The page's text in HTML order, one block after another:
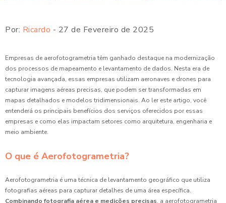
Por: Ricardo - 27 de Fevereiro de 2025
Empresas de aerofotogrametria têm ganhado destaque na modernização
dos processos de mapeamento e levantamento de dados. Nesta era de
tecnologia avançada, essas empresas utilizam aeronaves e drones para
capturar imagens aéreas precisas, que podem ser transformadas em
mapas detalhados e modelos tridimensionais. Ao ler este artigo, você
entenderá os principais benefícios dos serviços oferecidos por essas
empresas e como elas impactam setores como arquitetura, engenharia e
meio ambiente.
O que é Aerofotogrametria?
Aerofotogrametria é uma técnica de levantamento geográfico que utiliza
fotografias aéreas para capturar detalhes de uma área específica.
Combinando fotografia aérea e medições precisas, a aerofotogrametria